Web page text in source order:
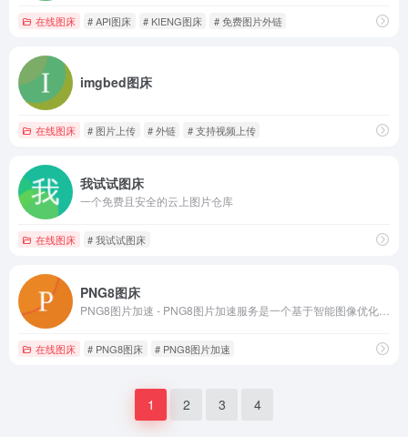
在线图床 # API图床 # KIENG图床 # 免费图片外链
imgbed图床
在线图床 # 图片上传 # 外链 # 支持视频上传
我试试图床
一个免费且安全的云上图片仓库
在线图床 # 我试试图床
PNG8图床
在线图床 # PNG8图床 # PNG8图片加速
1 2 3 4